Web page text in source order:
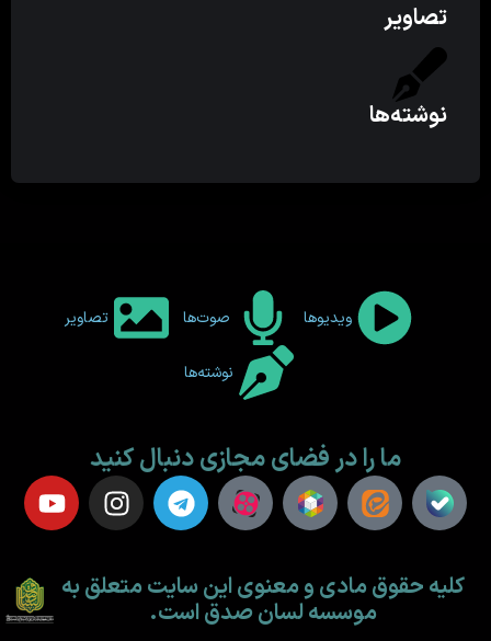
تصاویر
نوشته‌ها
ویدیوها صوت‌ها تصاویر
نوشته‌ها
ما را در فضای مجازی دنبال کنید
کلیه حقوق مادی و معنوی این سایت متعلق به
موسسه لسان صدق است.